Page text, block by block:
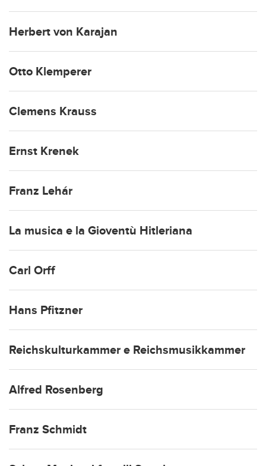
Herbert von Karajan
Otto Klemperer
Clemens Krauss
Ernst Krenek
Franz Lehár
La musica e la Gioventù Hitleriana
Carl Orff
Hans Pfitzner
Reichskulturkammer e Reichsmusikkammer
Alfred Rosenberg
Franz Schmidt